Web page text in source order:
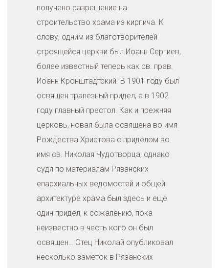
получено разрешение на
строительство храма из кирпича. К
слову, одним из благотворителей
строящейся церкви был Иоанн Сергиев,
более известный теперь как св. прав.
Иоанн Кронштадтский. В 1901 году был
освящен трапезный придел, а в 1902
году главный престол. Как и прежняя
церковь, новая была освящена во имя
Рождества Христова с приделом во
имя св. Николая Чудотворца, однако
судя по материалам Рязанских
епархиальных ведомостей и общей
архитектуре храма был здесь и еще
один придел, к сожалению, пока
неизвестно в честь кого он был
освящен… Отец Николай опубликовал
несколько заметок в Рязанских